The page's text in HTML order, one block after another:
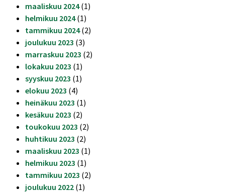
maaliskuu 2024(1)
helmikuu 2024(1)
tammikuu 2024(2)
joulukuu 2023 (3)
marraskuu 2023 (2)
lokakuu 2023 (1)
syyskuu 2023 (1)
elokuu 2023 (4)
heinäkuu 2023 (1)
kesäkuu 2023 (2)
toukokuu 2023 (2)
huhtikuu 2023 (2)
maaliskuu 2023 (1)
helmikuu 2023 (1)
tammikuu 2023 (2)
joulukuu 2022 (1)